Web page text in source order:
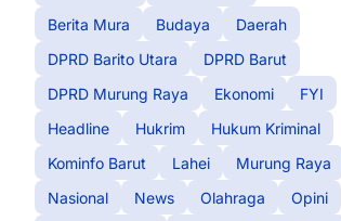
Berita Mura
Budaya
Daerah
DPRD Barito Utara
DPRD Barut
DPRD Murung Raya
Ekonomi
FYI
Headline
Hukrim
Hukum Kriminal
Kominfo Barut
Lahei
Murung Raya
Nasional
News Olahraga
Opini